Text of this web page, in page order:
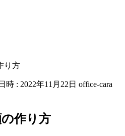
り方
時 : 2022年11月22日 office-cara
作り方